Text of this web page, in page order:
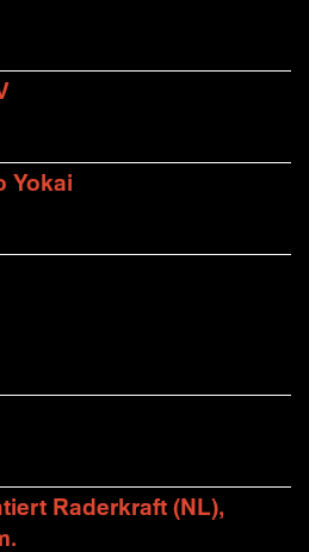
Yokai
Raderkraft (NL),